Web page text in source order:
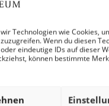
Technologien wie Cookies,
Wenn du diesen
eindeutige IDs auf dieser
können bestimmte